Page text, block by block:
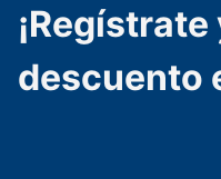
descuento